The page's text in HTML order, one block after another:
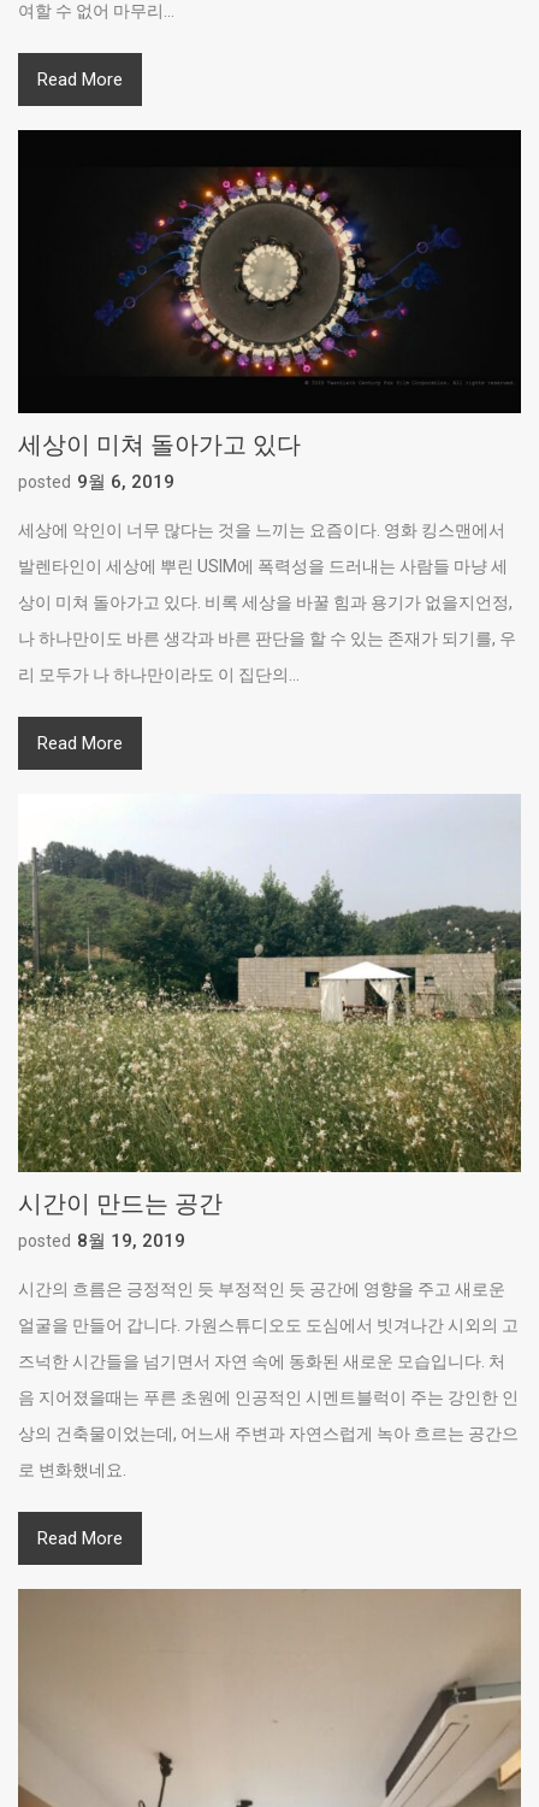
여할 수 없어 마무리...
Read More
세상이 미쳐 돌아가고 있다
posted 9월 6, 2019
세상에 악인이 너무 많다는 것을 느끼는 요즘이다. 영화 킹스맨에서
발렌타인이 세상에 뿌린 USIM에 폭력성을 드러내는 사람들 마냥 세
상이 미쳐 돌아가고 있다. 비록 세상을 바꿀 힘과 용기가 없을지언정,
나 하나만이도 바른 생각과 바른 판단을 할 수 있는 존재가 되기를, 우
리 모두가 나 하나만이라도 이 집단의...
Read More
시간이 만드는 공간
posted 8월 19, 2019
시간의 흐름은 긍정적인 듯 부정적인 듯 공간에 영향을 주고 새로운
얼굴을 만들어 갑니다. 가원스튜디오도 도심에서 빗겨나간 시외의 고
즈넉한 시간들을 넘기면서 자연 속에 동화된 새로운 모습입니다. 처
음 지어졌을때는 푸른 초원에 인공적인 시멘트블럭이 주는 강인한 인
상의 건축물이었는데, 어느새 주변과 자연스럽게 녹아 흐르는 공간으
로 변화했네요.
Read More